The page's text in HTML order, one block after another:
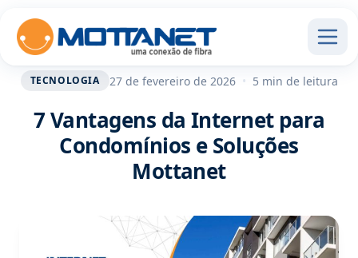
TECNOLOGIA 27 de fevereiro de 2026 • 5 min de leitura
7 Vantagens da Internet para
Condomínios e Soluções
Mottanet